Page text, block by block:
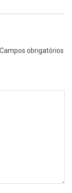
Campos obrigatórios